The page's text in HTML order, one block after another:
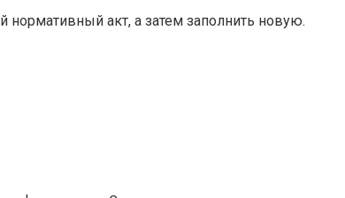
акт, а затем заполнить новую.